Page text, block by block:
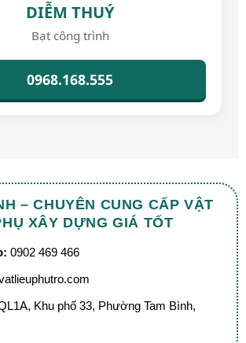
DIỄM THUÝ
Bạt công trình
0968.168.555
– CHUYÊN CUNG CẤP VẬT
XÂY DỰNG GIÁ TỐT
0902 469 466
Khu phố 33, Phường Tam Bình,